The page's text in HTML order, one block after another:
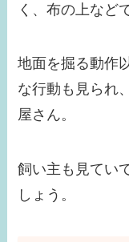
く、布の上など
地面を掘る動作
な行動も見られ
屋さん。
飼い主も見てい
しょう。